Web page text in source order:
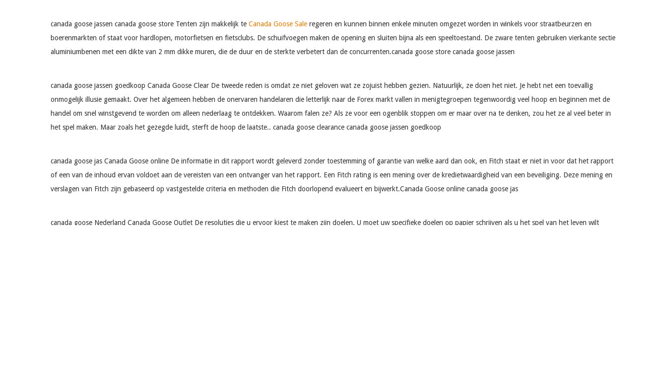
canada goose jassen canada goose store Tenten zijn makkelijk te Canada Goose Sale regeren en kunnen binnen enkele minuten omgezet worden in winkels voor straatbeurzen en
boerenmarkten of staat voor hardlopen, motorfietsen en fietsclubs. De schuifvoegen maken de opening en sluiten bijna als een speeltoestand. De zware tenten gebruiken vierkante sectie
aluminiumbenen met een dikte van 2 mm dikke muren, die de duur en de sterkte verbetert dan de concurrenten.canada goose store canada goose jassen
canada goose jassen goedkoop Canada Goose Clear De tweede reden is omdat ze niet geloven wat ze zojuist hebben gezien. Natuurlijk, ze doen het niet. Je hebt net een toevallig
onmogelijk illusie gemaakt. Over het algemeen hebben de onervaren handelaren die letterlijk naar de Forex markt vallen in menigtegroepen tegenwoordig veel hoop en beginnen met de
handel om snel winstgevend te worden om alleen nederlaag te ontdekken. Waarom falen ze? Als ze voor een ogenblik stoppen om er maar over na te denken, zou het ze al veel beter in
het spel maken. Maar zoals het gezegde luidt, sterft de hoop de laatste.. canada goose clearance canada goose jassen goedkoop
canada goose jas Canada Goose online De informatie in dit rapport wordt geleverd zonder toestemming of garantie van welke aard dan ook, en Fitch staat er niet in voor dat het rapport
of een van de inhoud ervan voldoet aan de vereisten van een ontvanger van het rapport. Een Fitch rating is een mening over de kredietwaardigheid van een beveiliging. Deze mening en
verslagen van Fitch zijn gebaseerd op vastgestelde criteria en methoden die Fitch doorlopend evalueert en bijwerkt.Canada Goose online canada goose jas
canada goose Nederland Canada Goose Outlet De resoluties die u ervoor kiest te maken zijn doelen. U moet uw specifieke doelen op papier schrijven als u het spel van het leven wilt